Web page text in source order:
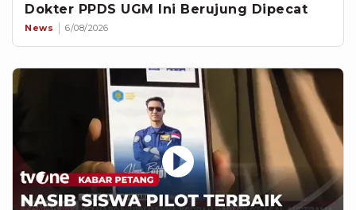
Dokter PPDS UGM Ini Berujung Dipecat
News 6/08/2026